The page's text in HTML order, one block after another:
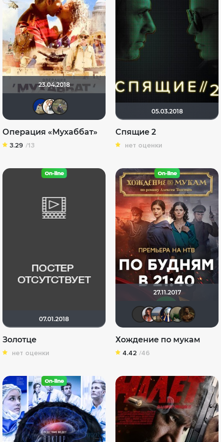
23.04.2018
didak2002
Сергей Лисицкий
Илья Зембакин
Операция «Мухаббат»
3.29 /13
05.03.2018
Спящие 2
нет оценки
07.01.2018
Золотце
нет оценки
27.11.2017
Sergey_Z
Хождение по мукам
4.42 /46